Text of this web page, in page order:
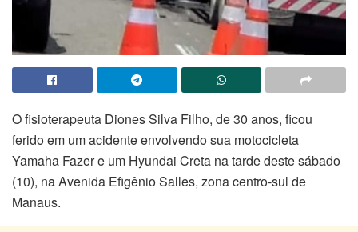
O fisioterapeuta Diones Silva Filho, de 30 anos, ficou
ferido em um acidente envolvendo sua motocicleta
Yamaha Fazer e um Hyundai Creta na tarde deste sábado
(10), na Avenida Efigênio Salles, zona centro-sul de
Manaus.